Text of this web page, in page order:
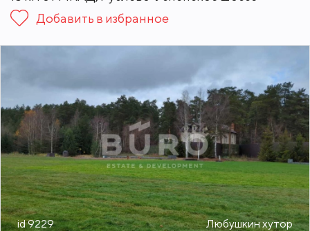
Добавить в избранное
id 9229 Любушкин хутор